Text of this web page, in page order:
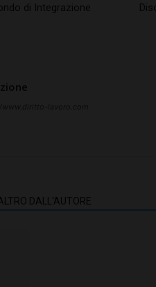
di Integrazione
DALL'AUTORE